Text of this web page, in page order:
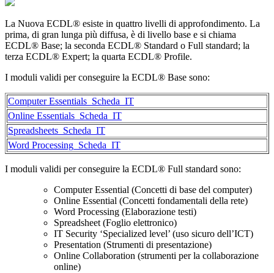
La Nuova ECDL® esiste in quattro livelli di approfondimento. La
prima, di gran lunga più diffusa, è di livello base e si chiama
ECDL® Base; la seconda ECDL® Standard o Full standard; la
terza ECDL® Expert; la quarta ECDL® Profile.
I moduli validi per conseguire la ECDL® Base sono:
Computer Essentials_Scheda_IT
Online Essentials_Scheda_IT
Spreadsheets_Scheda_IT
Word Processing_Scheda_IT
I moduli validi per conseguire la ECDL® Full standard sono:
Computer Essential (Concetti di base del computer)
Online Essential (Concetti fondamentali della rete)
Word Processing (Elaborazione testi)
Spreadsheet (Foglio elettronico)
IT Security ‘Specialized level’ (uso sicuro dell’ICT)
Presentation (Strumenti di presentazione)
Online Collaboration (strumenti per la collaborazione
online)